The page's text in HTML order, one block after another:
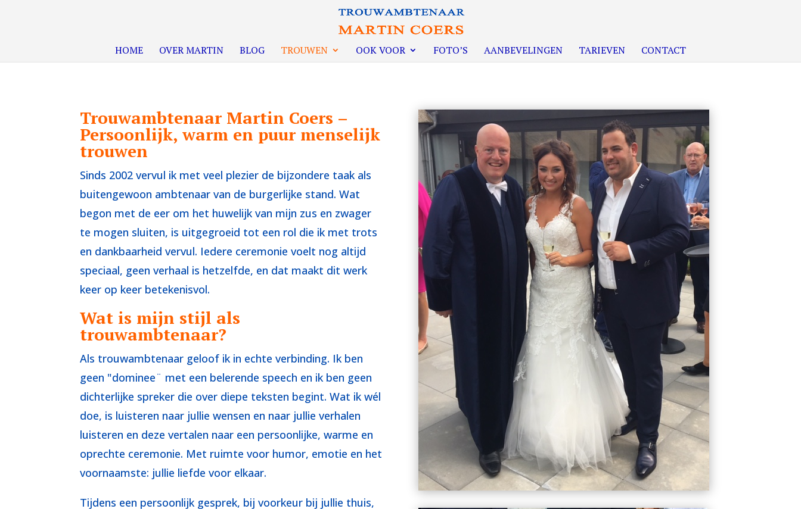
HOME OVER MARTIN BLOG TROUWEN OOK VOOR FOTO’S AANBEVELINGEN TARIEVEN CONTACT
Trouwambtenaar Martin Coers –
Persoonlijk, warm en puur menselijk
trouwen
Sinds 2002 vervul ik met veel plezier de bijzondere taak als
buitengewoon ambtenaar van de burgerlijke stand. Wat
begon met de eer om het huwelijk van mijn zus en zwager
te mogen sluiten, is uitgegroeid tot een rol die ik met trots
en dankbaarheid vervul. Iedere ceremonie voelt nog altijd
speciaal, geen verhaal is hetzelfde, en dat maakt dit werk
keer op keer betekenisvol.
Wat is mijn stijl als
trouwambtenaar?
Als trouwambtenaar geloof ik in echte verbinding. Ik ben
geen "dominee¨ met een belerende speech en ik ben geen
dichterlijke spreker die over diepe teksten begint. Wat ik wél
doe, is luisteren naar jullie wensen en naar jullie verhalen
luisteren en deze vertalen naar een persoonlijke, warme en
oprechte ceremonie. Met ruimte voor humor, emotie en het
voornaamste: jullie liefde voor elkaar.
Tijdens een persoonlijk gesprek, bij voorkeur bij jullie thuis,